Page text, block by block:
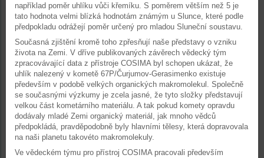
například poměr uhlíku vůči křemíku. S poměrem větším než 5 je
tato hodnota velmi blízká hodnotám známým u Slunce, které podle
předpokladu odrážejí poměr určený pro mladou Sluneční soustavu.
Současná zjištění kromě toho zpřesňují naše představy o vzniku
života na Zemi. V dříve publikovaných závěrech vědecký tým
zpracovávající data z přístroje COSIMA byl schopen ukázat, že
uhlík nalezený v kometě 67P/Čurjumov-Gerasimenko existuje
především v podobě velkých organických makromolekul. Společně
se současnými výzkumy je zcela jasné, že tyto složky představují
velkou část kometárního materiálu. A tak pokud komety opravdu
dodávaly mladé Zemi organický materiál, jak mnoho vědců
předpokládá, pravděpodobně byly hlavními tělesy, která dopravovala
na naši planetu takovéto makromolekuly.
Ve vědeckém týmu pro přístroj COSIMA pracovali především